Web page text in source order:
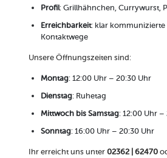
Profil: Grillhähnchen, Currywurst,
Erreichbarkeit: klar
Kontaktwege
Unsere Öffnungszeiten sind:
Montag: 12:00 Uhr – 20:30 Uhr
Dienstag: Ruhetag
Mittwoch bis Samstag: 12:00 Uhr –
Sonntag: 16:00 Uhr – 20:30 Uhr
Ihr erreicht uns unter 02362 | 62470